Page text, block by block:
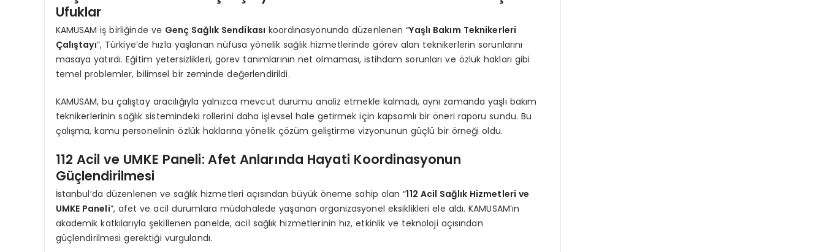
Ufuklar
KAMUSAM iş birliğinde ve Genç Sağlık Sendikası koordinasyonunda düzenlenen “Yaşlı Bakım Teknikerleri
Çalıştayı”, Türkiye’de hızla yaşlanan nüfusa yönelik sağlık hizmetlerinde görev alan teknikerlerin sorunlarını
masaya yatırdı. Eğitim yetersizlikleri, görev tanımlarının net olmaması, istihdam sorunları ve özlük hakları gibi
temel problemler, bilimsel bir zeminde değerlendirildi.
KAMUSAM, bu çalıştay aracılığıyla yalnızca mevcut durumu analiz etmekle kalmadı, aynı zamanda yaşlı bakım
teknikerlerinin sağlık sistemindeki rollerini daha işlevsel hale getirmek için kapsamlı bir öneri raporu sundu. Bu
çalışma, kamu personelinin özlük haklarına yönelik çözüm geliştirme vizyonunun güçlü bir örneği oldu.
112 Acil ve UMKE Paneli: Afet Anlarında Hayati Koordinasyonun
Güçlendirilmesi
İstanbul’da düzenlenen ve sağlık hizmetleri açısından büyük öneme sahip olan “112 Acil Sağlık Hizmetleri ve
UMKE Paneli”, afet ve acil durumlara müdahalede yaşanan organizasyonel eksiklikleri ele aldı. KAMUSAM’ın
akademik katkılarıyla şekillenen panelde, acil sağlık hizmetlerinin hız, etkinlik ve teknoloji açısından
güçlendirilmesi gerektiği vurgulandı.